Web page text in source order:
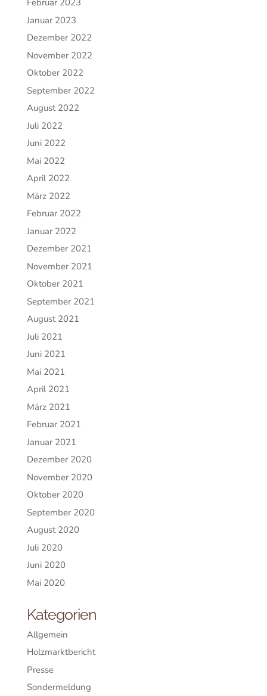
Februar 2023
Januar 2023
Dezember 2022
November 2022
Oktober 2022
September 2022
August 2022
Juli 2022
Juni 2022
Mai 2022
April 2022
März 2022
Februar 2022
Januar 2022
Dezember 2021
November 2021
Oktober 2021
September 2021
August 2021
Juli 2021
Juni 2021
Mai 2021
April 2021
März 2021
Februar 2021
Januar 2021
Dezember 2020
November 2020
Oktober 2020
September 2020
August 2020
Juli 2020
Juni 2020
Mai 2020
Kategorien
Allgemein
Holzmarktbericht
Presse
Sondermeldung